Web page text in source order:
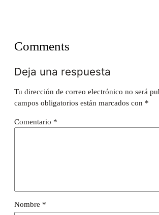
Comments
Deja una respuesta
Tu dirección de correo electrónico no será
campos obligatorios están marcados con *
Comentario *
Nombre *